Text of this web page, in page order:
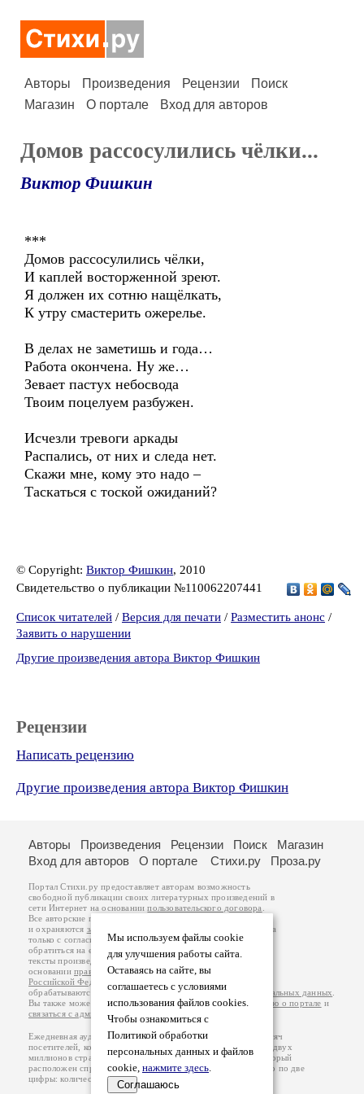
Авторы Произведения Рецензии
Поиск
Магазин
О портале Вход для авторов
Домов рассосулились чёлки...
Виктор Фишкин
***
Домов рассосулились чёлки,
И каплей восторженной зреют.
Я должен их сотню нащёлкать,
К утру смастерить ожерелье.
В делах не заметишь и года…
Работа окончена. Ну же…
Зевает пастух небосвода
Твоим поцелуем разбужен.
Исчезли тревоги аркады
Распались, от них и следа нет.
Скажи мне, кому это надо –
Таскаться с тоской ожиданий?
© Copyright: Виктор Фишкин, 2010
Свидетельство о публикации №110062207441
Список читателей / Версия для печати / Разместить анонс /
Заявить о нарушении
Другие произведения автора Виктор Фишкин
Рецензии
Написать рецензию
Другие произведения автора Виктор Фишкин
Мы используем файлы cookie
для улучшения работы сайта.
Оставаясь на сайте, вы
соглашаетесь с условиями
использования файлов cookies.
Чтобы ознакомиться с
Политикой обработки
персональных данных и файлов
cookie, нажмите здесь.
Соглашаюсь
Авторы Произведения Рецензии Поиск
Магазин
Вход для авторов
О портале Стихи.ру Проза.ру
Портал Стихи.ру предоставляет авторам возможность
свободной публикации своих литературных произведений в
сети Интернет на основаниипользовательского договора
Все авторские права на произведения принадлежат авторам
и охраняются законом
. Перепечатка произведений возможна
только с согласия его автора, к которому вы можете
обратиться на его авторской странице. Ответственность за
тексты произведений авторы несут самостоятельно на
основанииправил публикацииизаконодательства
Российской Федерации
обрабатываются на основанииПолитики обработки персональных данных
Вы также можете посмотреть более подробнуюинформацию о портале и
связаться с администрацией
Ежедневная аудитория портала Стихи.ру – порядка 200 тысяч
посетителей, которые в общей сумме просматривают более двух
миллионов страниц по данным счетчика посещаемости, который
расположен справа от этого текста. В каждой графе указано по две
цифры: количество просмотров и количество посетителей.